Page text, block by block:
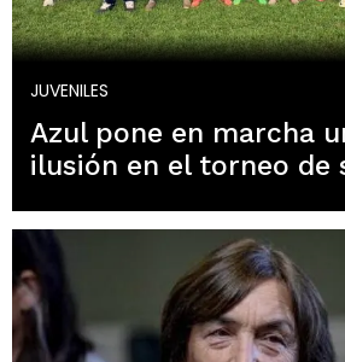
JUVENILES
Azul pone en marcha
ilusión en el torneo de